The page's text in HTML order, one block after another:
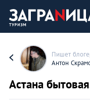
Пишет
Антон
Астана